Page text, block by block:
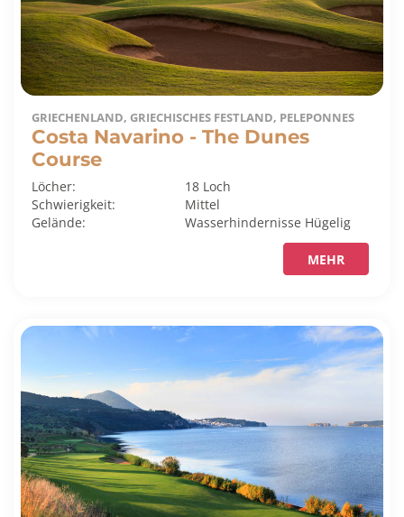
GRIECHENLAND, GRIECHISCHES FESTLAND, PELEPONNES
Costa Navarino - The Dunes
Course
Löcher:
18 Loch
Schwierigkeit:
Mittel
Gelände:
Wasserhindernisse Hügelig
MEHR